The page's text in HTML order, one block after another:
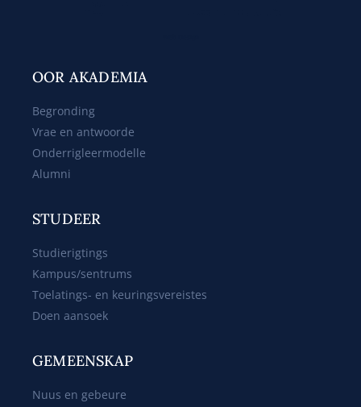
OOR AKADEMIA
Begronding
Vrae en antwoorde
Onderrigleermodelle
Alumni
STUDEER
Studierigtings
Kampus/sentrums
Toelatings- en keuringsvereistes
Doen aansoek
GEMEENSKAP
Nuus en gebeure